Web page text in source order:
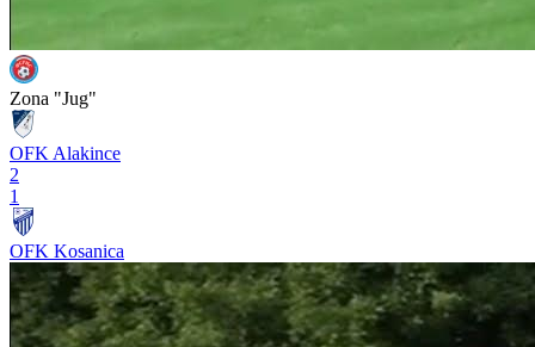
Zona "Jug"
OFK Alakince
2
1
OFK Kosanica